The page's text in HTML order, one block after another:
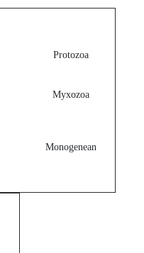
Protozoa
Myxozoa
Monogenean